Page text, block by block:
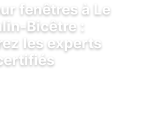
fenêtres à Le
Bicêtre :
les experts